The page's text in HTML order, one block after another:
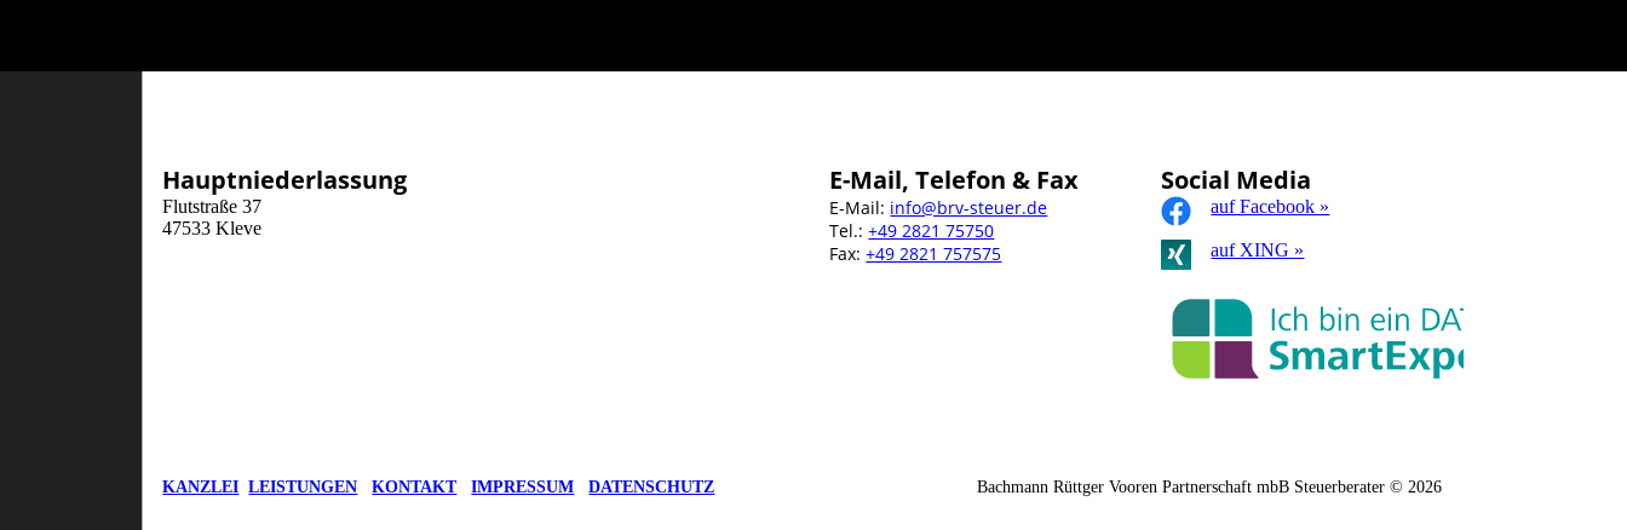
Hauptniederlassung
Flutstraße 37
47533 Kleve
E-Mail, Telefon & Fax
E-Mail: info@brv-steuer.de
Tel.:+49 2821 75750
Fax:+49 2821 757575
Social Media
auf Facebook »
auf XING »
KANZLEI LEISTUNGEN KONTAKT IMPRESSUM DATENSCHUTZ Bachmann Rüttger Vooren Partnerschaft mbB Steuerberater © 2026